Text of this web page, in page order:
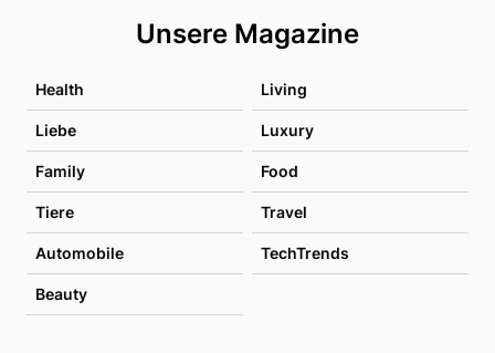
Unsere Magazine
Health Living
Liebe Luxury
Family Food
Tiere Travel
Automobile TechTrends
Beauty